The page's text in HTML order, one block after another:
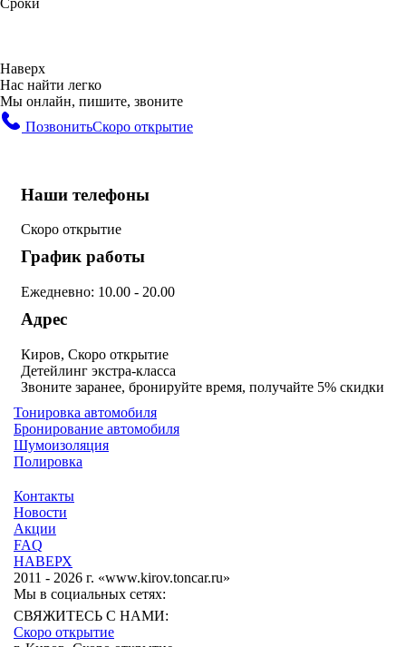
Сроки
Наверх
Нас найти легко
Мы онлайн, пишите, звоните
ПозвонитьСкоро открытие
Наши телефоны
Скоро открытие
График работы
Ежедневно: 10.00 - 20.00
Адрес
Киров, Скоро открытие
Детейлинг экстра-класса
Звоните заранее, бронируйте время, получайте 5% скидки
Контакты
Новости
Акции
FAQ
НАВЕРХ
2011 - 2026 г. «www.kirov.toncar.ru»
Тонировка автомобиля
Бронирование автомобиля
Шумоизоляция
Полировка
Мы в социальных сетях:
СВЯЖИТЕСЬ С НАМИ:
Скоро открытие